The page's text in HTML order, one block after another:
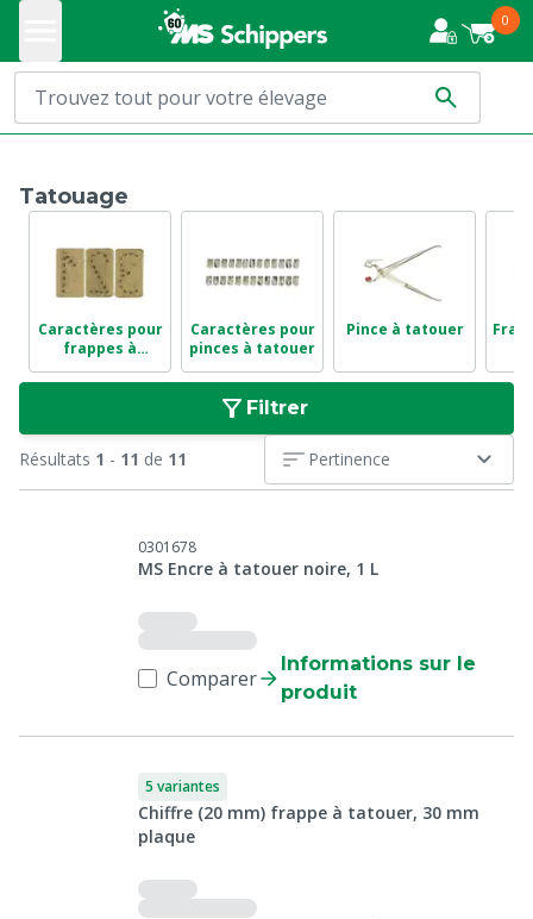
0
Tatouage
Caractères pour
frappes à
tatouer
Caractères pour
pinces à tatouer
Pince à tatouer
Filtrer
Résultats 1 - 11 de 11 Pertinence
0301678
MS Encre à tatouer noire, 1 L
Comparer
Informations sur le
produit
5 variantes
Chiffre (20 mm) frappe à tatouer, 30 mm
plaque